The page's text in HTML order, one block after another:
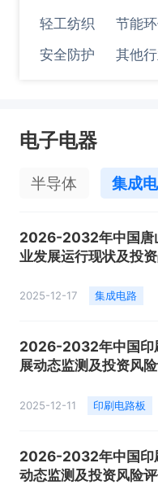
轻工纺织
节能
安全防护
其他
电子电器
半导体 集成
2026-2032年中国唐
业发展运行现状及投
2025-12-17 集成电路
2026-2032年中国印
展动态监测及投资风
2025-12-11 印刷电路板
2026-2032年中国印
动态监测及投资风险